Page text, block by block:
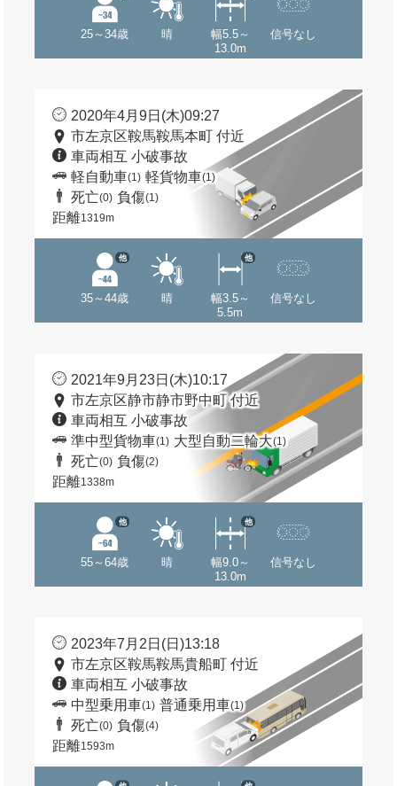
25～34歳 晴
幅5.5～
13.0m
信号なし
2020年4月9日(木)09:27
市左京区鞍馬鞍馬本町 付近
車両相互 小破事故
軽自動車(1) 軽貨物車(1)
死亡(0) 負傷(1)
距離1319m
35～44歳
他
晴
幅3.5～
5.5m
他
信号なし
2021年9月23日(木)10:17
市左京区静市静市野中町 付近
車両相互 小破事故
準中型貨物車(1) 大型自動二輪大(1)
死亡(0) 負傷(2)
距離1338m
55～64歳
他
晴
幅9.0～
13.0m
他
信号なし
2023年7月2日(日)13:18
市左京区鞍馬鞍馬貴船町 付近
車両相互 小破事故
中型乗用車(1) 普通乗用車(1)
死亡(0) 負傷(4)
距離1593m